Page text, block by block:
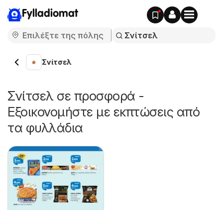
Fylladiomat
Σνίτσελ
Σνίτσελ σε προσφορά -
Εξοικονομήστε με εκπτώσεις από
τα φυλλάδια